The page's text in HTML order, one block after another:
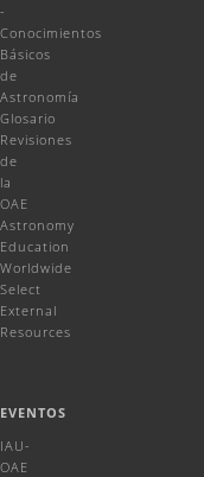
-
Conocimientos
Básicos
de
Astronomía
Glosario
Revisiones
de
la
OAE
Astronomy
Education
Worldwide
Select
External
Resources
EVENTOS
IAU-
OAE